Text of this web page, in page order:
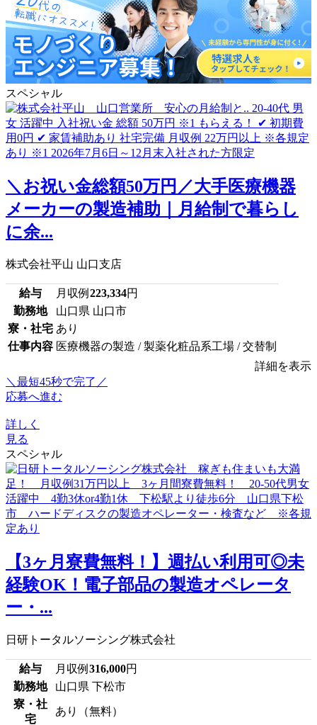
スペシャル
＼お祝い金総額50万円／大手医療機器
メーカーの製造補助｜月給制で暮らし
に余...
株式会社平山 山口支店
給与 月収例 223,334円
勤務地
山口県 山口市
寮・社宅 あり
仕事内容 医療機器の製造 / 製薬化粧品系工場 / 交替制
詳細を表示
＼最短45秒で完了／
応募へ進む
詳しく
見る
スペシャル
【3ヶ月寮費無料！】週払い利用可◎未
経験OK！電子部品の製造オペレータ
ー・...
日研トータルソーシング株式会社
給与 月収例 316,000円
勤務地
山口県 下松市
寮・社
宅
あり（無料）